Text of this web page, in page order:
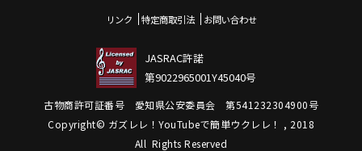
リンク 特定商取引法 お問い合わせ
JASRAC許諾
第9022965001Y45040号
古物商許可証番号 愛知県公安委員会 第541232304900号
Copyright© ガズレレ！YouTubeで簡単ウクレレ！ , 2018
All Rights Reserved